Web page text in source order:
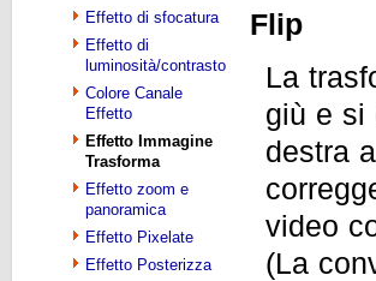
Effetto di sfocatura
Effetto di
luminosità/contrasto
Colore Canale
Effetto
Effetto Immagine
Trasforma
Effetto zoom e
panoramica
Effetto Pixelate
Effetto Posterizza
Flip
La
giù e si
destra
video
(La